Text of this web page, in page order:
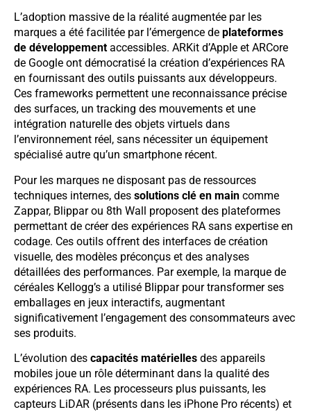
L’adoption massive de la réalité augmentée par les
marques a été facilitée par l’émergence de plateformes
de développement accessibles. ARKit d’Apple et ARCore
de Google ont démocratisé la création d’expériences RA
en fournissant des outils puissants aux développeurs.
Ces frameworks permettent une reconnaissance précise
des surfaces, un tracking des mouvements et une
intégration naturelle des objets virtuels dans
l’environnement réel, sans nécessiter un équipement
spécialisé autre qu’un smartphone récent.
Pour les marques ne disposant pas de ressources
techniques internes, des solutions clé en main comme
Zappar, Blippar ou 8th Wall proposent des plateformes
permettant de créer des expériences RA sans expertise en
codage. Ces outils offrent des interfaces de création
visuelle, des modèles préconçus et des analyses
détaillées des performances. Par exemple, la marque de
céréales Kellogg’s a utilisé Blippar pour transformer ses
emballages en jeux interactifs, augmentant
significativement l’engagement des consommateurs avec
ses produits.
L’évolution des capacités matérielles des appareils
mobiles joue un rôle déterminant dans la qualité des
expériences RA. Les processeurs plus puissants, les
capteurs LiDAR (présents dans les iPhone Pro récents) et